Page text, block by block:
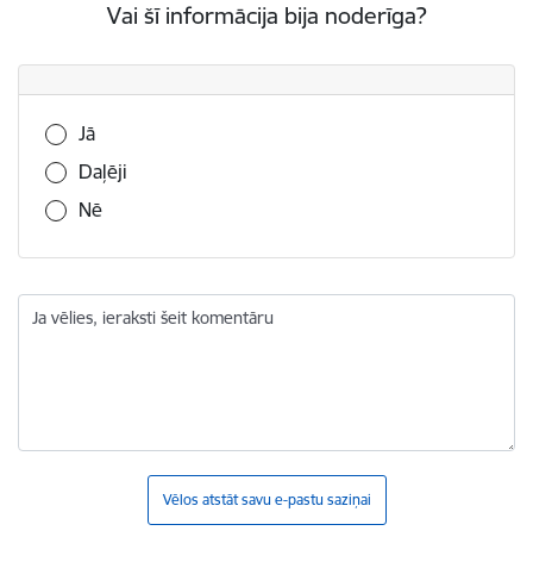
Vai šī informācija bija noderīga?
Vai šī informācija bija noderīga?
Jā
Daļēji
Nē
Ja vēlies, ieraksti šeit komentāru
Vēlos atstāt savu e-pastu saziņai